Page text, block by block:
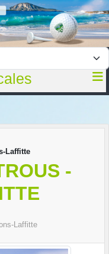
Laffitte
-
Laffitte